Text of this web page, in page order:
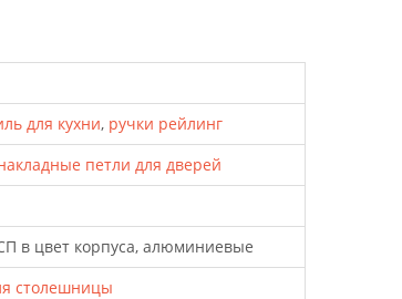
для кухни, ручки рейлинг
петли для дверей
в цвет корпуса, алюминиевые
столешницы